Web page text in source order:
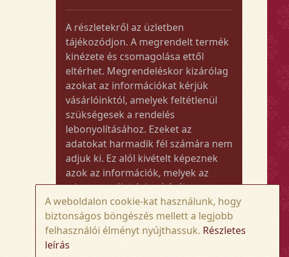
A részletekről az üzletben
tájékozódjon. A megrendelt termék
kinézete és csomagolása ettől
eltérhet. Megrendeléskor kizárólag
azokat az információkat kérjük
vásárlóinktól, amelyek feltétlenül
szükségesek a rendelés
lebonyolításához. Ezeket az
adatokat harmadik fél számára nem
adjuk ki. Ez alól kivételt képeznek
azok az információk, melyek az
adott termék kézbesítéséhez vagy
kiszállításához szükségesek.
Amennyiben a megrendelt termék
összege meghaladja az 50.000 Ft-ot,
A weboldalon cookie-kat használunk, hogy
biztonságos böngészés mellett a legjobb
felhasználói élményt nyújthassuk. Részletes
leírás